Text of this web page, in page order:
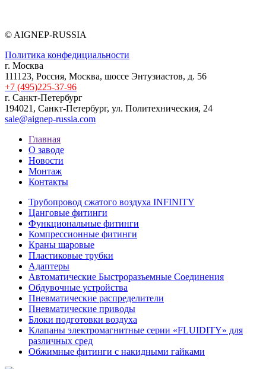
© AIGNEP-RUSSIA
Политика конфедициальности
г. Москва
111123, Россия, Москва, шоссе Энтузиастов, д. 56
+7 (495)225-37-96
г. Санкт-Петербург
194021, Санкт-Петербург, ул. Политехническия, 24
sale@aignep-russia.com
Главная
О заводе
Новости
Монтаж
Контакты
Трубопровод сжатого воздуха INFINITY
Цанговые фитинги
Функциональные фитинги
Компрессионные фитинги
Краны шаровые
Пластиковые трубки
Адаптеры
Автоматические Быстроразъемные Соединения
Обдувочные устройства
Пневматические распределители
Пневматические приводы
Блоки подготовки воздуха
Клапаны электромагнитные серии «FLUIDITY» для
различных сред
Обжимные фитинги с накидными гайками